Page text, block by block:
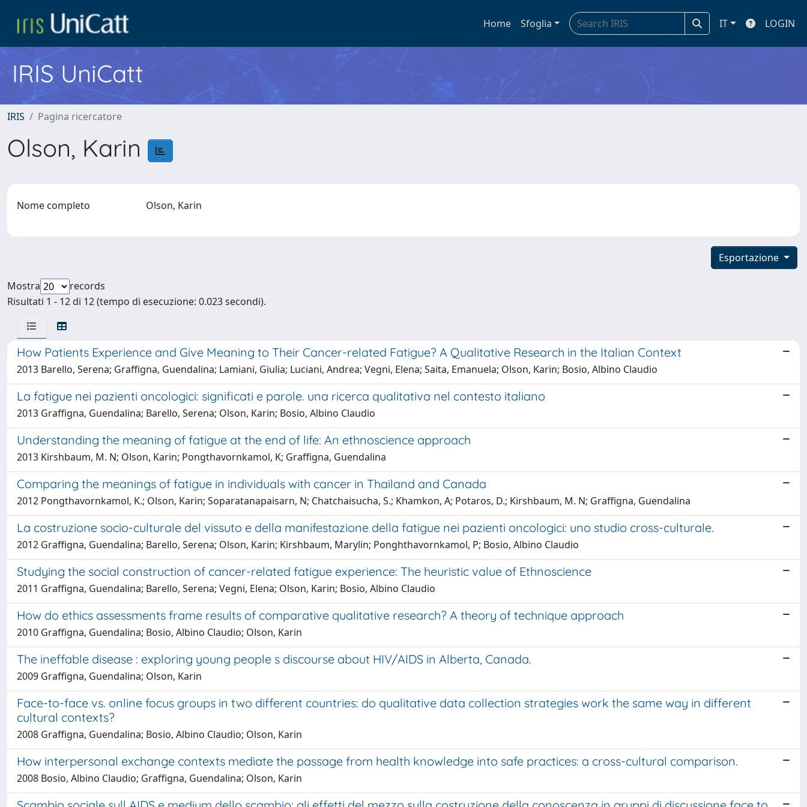
Home Sfoglia IT LOGIN
IRIS UniCatt
IRIS Pagina ricercatore
Olson, Karin
Nome completo Olson, Karin
Esportazione
Mostra
records
Risultati 1 - 12 di 12 (tempo di esecuzione: 0.023 secondi).
How Patients Experience and Give Meaning to Their Cancer-related Fatigue? A Qualitative Research in the Italian Context
2013 Barello, Serena; Graffigna, Guendalina; Lamiani, Giulia; Luciani, Andrea; Vegni, Elena; Saita, Emanuela; Olson, Karin; Bosio, Albino Claudio
La fatigue nei pazienti oncologici: significati e parole. una ricerca qualitativa nel contesto italiano
2013 Graffigna, Guendalina; Barello, Serena; Olson, Karin; Bosio, Albino Claudio
Understanding the meaning of fatigue at the end of life: An ethnoscience approach
2013 Kirshbaum, M. N; Olson, Karin; Pongthavornkamol, K; Graffigna, Guendalina
Comparing the meanings of fatigue in individuals with cancer in Thailand and Canada
2012 Pongthavornkamol, K.; Olson, Karin; Soparatanapaisarn, N; Chatchaisucha, S.; Khamkon, A; Potaros, D.; Kirshbaum, M. N; Graffigna, Guendalina
La costruzione socio-culturale del vissuto e della manifestazione della fatigue nei pazienti oncologici: uno studio cross-culturale.
2012 Graffigna, Guendalina; Barello, Serena; Olson, Karin; Kirshbaum, Marylin; Ponghthavornkamol, P; Bosio, Albino Claudio
Studying the social construction of cancer-related fatigue experience: The heuristic value of Ethnoscience
2011 Graffigna, Guendalina; Barello, Serena; Vegni, Elena; Olson, Karin; Bosio, Albino Claudio
How do ethics assessments frame results of comparative qualitative research? A theory of technique approach
2010 Graffigna, Guendalina; Bosio, Albino Claudio; Olson, Karin
The ineffable disease : exploring young people s discourse about HIV/AIDS in Alberta, Canada.
2009 Graffigna, Guendalina; Olson, Karin
Face-to-face vs. online focus groups in two different countries: do qualitative data collection strategies work the same way in different
cultural contexts?
2008 Graffigna, Guendalina; Bosio, Albino Claudio; Olson, Karin
How interpersonal exchange contexts mediate the passage from health knowledge into safe practices: a cross-cultural comparison.
2008 Bosio, Albino Claudio; Graffigna, Guendalina; Olson, Karin